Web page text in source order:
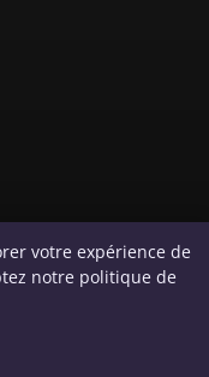
votre expérience de
notre politique de